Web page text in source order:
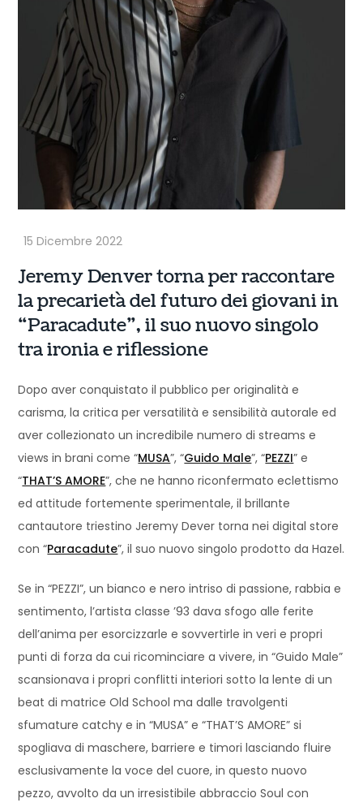
Jeremy Denver torna per raccontare
la precarietà del futuro dei giovani in
“Paracadute”, il suo nuovo singolo
tra ironia e riflessione
Dopo aver conquistato il pubblico per originalità e
carisma, la critica per versatilità e sensibilità autorale ed
aver collezionato un incredibile numero di streams e
views in brani come “MUSA”, “Guido Male”, “PEZZI” e
“THAT’S AMORE”, che ne hanno riconfermato eclettismo
ed attitude fortemente sperimentale, il brillante
cantautore triestino Jeremy Dever torna nei digital store
con “Paracadute”, il suo nuovo singolo prodotto da Hazel.
Se in “PEZZI”, un bianco e nero intriso di passione, rabbia e
sentimento, l’artista classe ’93 dava sfogo alle ferite
dell’anima per esorcizzarle e sovvertirle in veri e propri
punti di forza da cui ricominciare a vivere, in “Guido Male”
scansionava i propri conflitti interiori sotto la lente di un
beat di matrice Old School ma dalle travolgenti
sfumature catchy e in “MUSA” e “THAT’S AMORE” si
spogliava di maschere, barriere e timori lasciando fluire
esclusivamente la voce del cuore, in questo nuovo
pezzo, avvolto da un irresistibile abbraccio Soul con